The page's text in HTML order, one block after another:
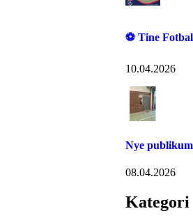
⚽ Tine
10.04.2026
Nye
08.04.2026
Kategori